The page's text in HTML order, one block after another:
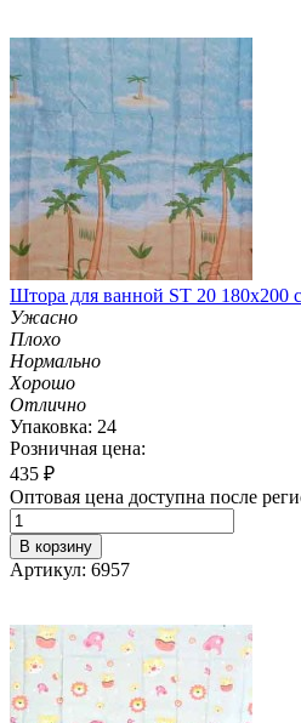
Штора для ванной ST 20 180х200
Ужасно
Плохо
Нормально
Хорошо
Отлично
Упаковка: 24
Розничная цена:
435 ₽
Оптовая цена доступна после
В корзину
Артикул: 6957